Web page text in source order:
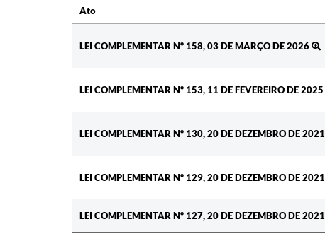
Ato
LEI COMPLEMENTAR Nº 158, 03 DE MARÇO DE 2026
LEI COMPLEMENTAR Nº 153, 11 DE FEVEREIRO DE 2025
LEI COMPLEMENTAR Nº 130, 20 DE DEZEMBRO DE 2021
LEI COMPLEMENTAR Nº 129, 20 DE DEZEMBRO DE 2021
LEI COMPLEMENTAR Nº 127, 20 DE DEZEMBRO DE 2021